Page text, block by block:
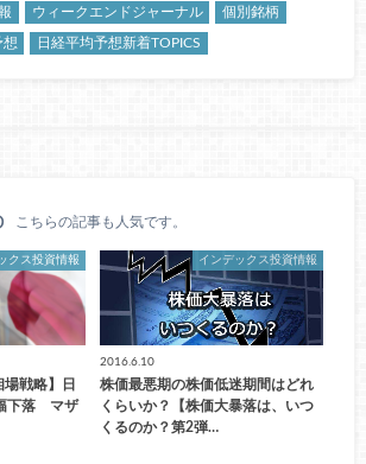
ウィークエンドジャーナル 個別銘柄
想 日経平均予想新着TOPICS
こちらの記事も人気です。
クス投資情報
場戦略】日
下落 マザ
インデックス投資情報
2016.6.10
株価最悪期の株価低迷期間はどれ
くらいか？【株価大暴落は、いつ
くるのか？第2弾…